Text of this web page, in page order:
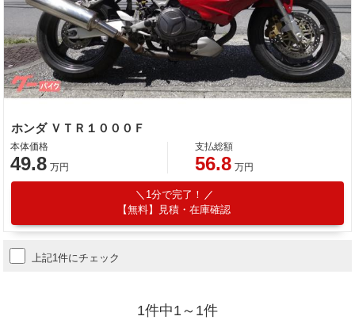
ホンダ ＶＴＲ１０００Ｆ
本体価格
49.8 万円
支払総額
56.8 万円
1分で完了！
【無料】見積・在庫確認
上記1件にチェック
1件中1～1件